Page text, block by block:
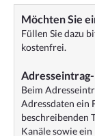
Möchten Sie
Füllen Sie dazu
kostenfrei.
Adresseintrag-
Beim
Adressdaten ein
beschreibenden
Kanäle sowie